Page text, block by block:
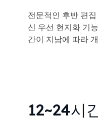
전문적인 후반 편
신 우선 현지화 기
간이 지남에 따라
12~24시